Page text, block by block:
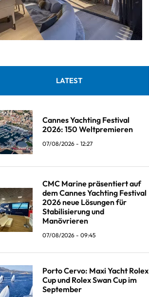
LATEST
Cannes Yachting Festival
2026: 150 Weltpremieren
07/08/2026 - 12:27
CMC Marine präsentiert auf
dem Cannes Yachting Festival
2026 neue Lösungen für
Stabilisierung und
Manövrieren
07/08/2026 - 09:45
Porto Cervo: Maxi Yacht Rolex
Cup und Rolex Swan Cup im
September